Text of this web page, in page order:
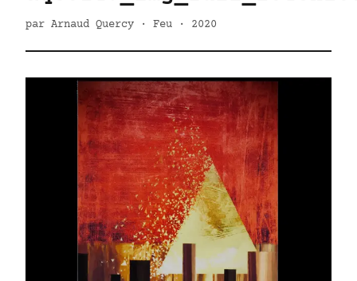
par Arnaud Quercy · Feu · 2020